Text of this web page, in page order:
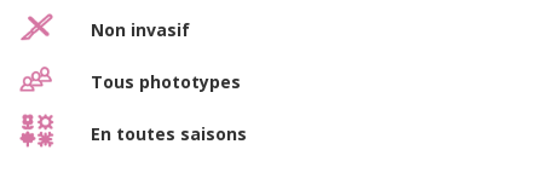
Non invasif
Tous phototypes
En toutes saisons